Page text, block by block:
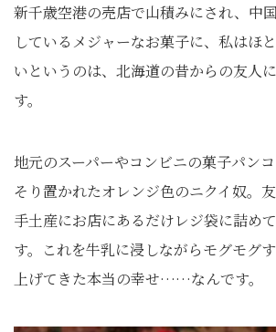
新千歳空港の売店で山積みにされ、中
しているメジャーなお菓子に、私はほ
いというのは、北海道の昔からの友人
す。
地元のスーパーやコンビニの菓子パン
そり置かれたオレンジ色のニクイ奴。友
手土産にお店にあるだけレジ袋に詰め
す。これを牛乳に浸しながらモグモグ
上げてきた本当の幸せ……なんです。